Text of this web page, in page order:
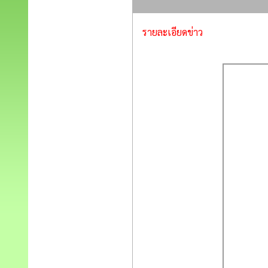
รายละเอียดข่าว